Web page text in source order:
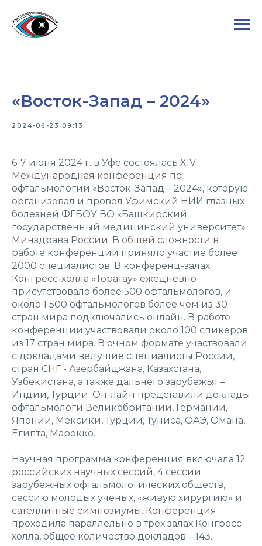
«Восток-Запад – 2024»
2024-06-23 09:13
6-7 июня 2024 г. в Уфе состоялась XIV
Международная конференция по
офтальмологии «Восток-Запад – 2024», которую
организовал и провел Уфимский НИИ глазных
болезней ФГБОУ ВО «Башкирский
государственный медицинский университет»
Минздрава России. В общей сложности в
работе конференции приняло участие более
2000 специалистов. В конференц-залах
Конгресс-холла «Торатау» ежедневно
присутствовало более 500 офтальмологов, и
около 1 500 офтальмологов более чем из 30
стран мира подключались онлайн. В работе
конференции участвовали около 100 спикеров
из 17 стран мира. В очном формате участвовали
с докладами ведущие специалисты России,
стран СНГ - Азербайджана, Казахстана,
Узбекистана, а также дальнего зарубежья –
Индии, Турции. Он-лайн представили доклады
офтальмологи Великобритании, Германии,
Японии, Мексики, Турции, Туниса, ОАЭ, Омана,
Египта, Марокко.
Научная программа конференция включала 12
российских научных сессий, 4 сессии
зарубежных офтальмологических обществ,
сессию молодых ученых, «живую хирургию» и
сателлитные симпозиумы. Конференция
проходила параллельно в трех залах Конгресс-
холла, общее количество докладов – 143.